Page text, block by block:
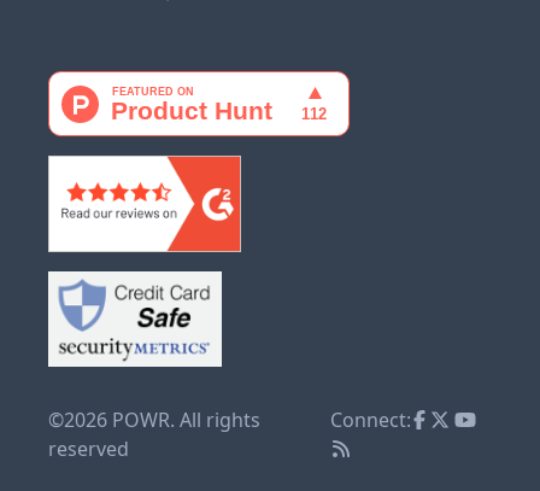
©2026 POWR. All rights
reserved
Connect: